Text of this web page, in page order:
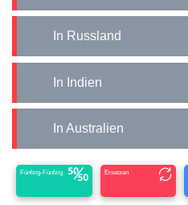
In Russland
In Indien
In Australien
Fünfzig-Fünfzig Ersetzen